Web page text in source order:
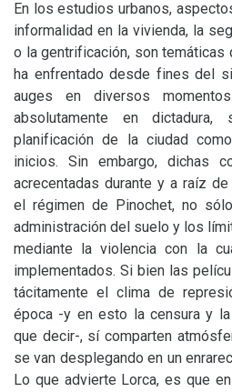
En los estudios urbanos,
informalidad en la vivienda, la
o la gentrificación, son temáticas
ha enfrentado desde fines del
auges en diversos
absolutamente en
planificación de la ciudad
inicios. Sin embargo, dichas
acrecentadas durante y a raíz
el régimen de Pinochet, no
administración del suelo y los
mediante la violencia con la
implementados. Si bien las
tácitamente el clima de
época -y en esto la censura y
que decir-, sí comparten
se van desplegando en un
Lo que advierte Lorca, es que